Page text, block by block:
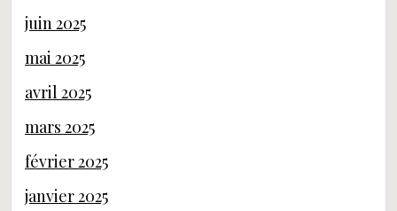
juin 2025
mai 2025
avril 2025
mars 2025
février 2025
janvier 2025